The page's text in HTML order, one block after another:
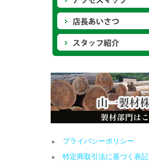
プライバシーポリシー
特定商取引法に基づく表記